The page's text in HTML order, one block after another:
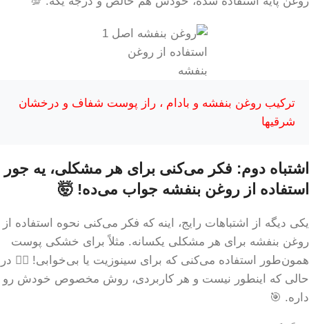
استفاده از روغن
بنفشه
ترکیب روغن بنفشه و بادام ، راز پوست شفاف و درخشان
شرقیها
اشتباه دوم: فکر می‌کنی برای هر مشکلی، یه جور
استفاده از روغن بنفشه جواب می‌ده! 🤯
یکی دیگه از اشتباهات رایج، اینه که فکر می‌کنی نحوه استفاده از
روغن بنفشه برای هر مشکلی یکسانه. مثلاً برای خشکی پوست
همون‌طور استفاده می‌کنی که برای سینوزیت یا بی‌خوابی! 🤦‍♀️ در
حالی که اینطور نیست و هر کاربردی، روش مخصوص خودش رو
داره. 🎯